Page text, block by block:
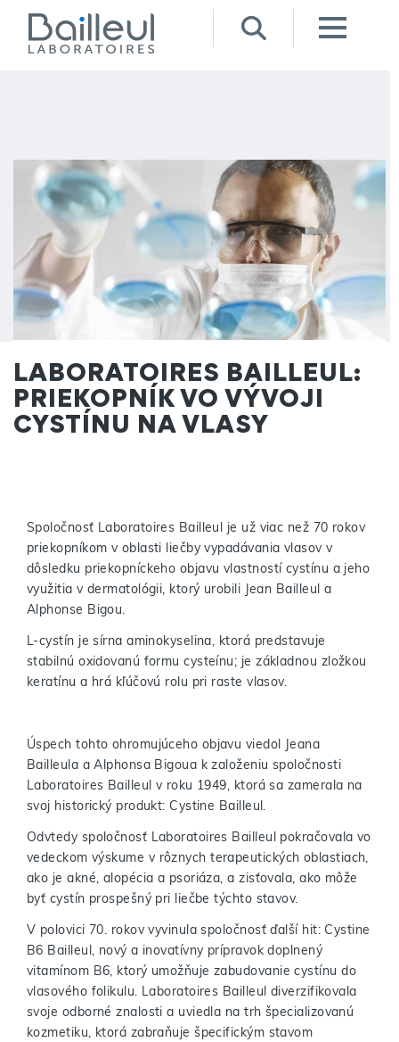
LABORATOIRES BAILLEUL:
PRIEKOPNÍK VO VÝVOJI
CYSTÍNU NA VLASY
Spoločnosť Laboratoires Bailleul je už viac než 70 rokov
priekopníkom v oblasti liečby vypadávania vlasov v
dôsledku priekopníckeho objavu vlastností cystínu a jeho
využitia v dermatológii, ktorý urobili Jean Bailleul a
Alphonse Bigou.
L-cystín je sírna aminokyselina, ktorá predstavuje
stabilnú oxidovanú formu cysteínu; je základnou zložkou
keratínu a hrá kľúčovú rolu pri raste vlasov.
Úspech tohto ohromujúceho objavu viedol Jeana
Bailleula a Alphonsa Bigoua k založeniu spoločnosti
Laboratoires Bailleul v roku 1949, ktorá sa zamerala na
svoj historický produkt: Cystine Bailleul.
Odvtedy spoločnosť Laboratoires Bailleul pokračovala vo
vedeckom výskume v rôznych terapeutických oblastiach,
ako je akné, alopécia a psoriáza, a zisťovala, ako môže
byť cystín prospešný pri liečbe týchto stavov.
V polovici 70. rokov vyvinula spoločnosť ďalší hit: Cystine
B6 Bailleul, nový a inovatívny prípravok doplnený
vitamínom B6, ktorý umožňuje zabudovanie cystínu do
vlasového folikulu. Laboratoires Bailleul diverzifikovala
svoje odborné znalosti a uviedla na trh špecializovanú
kozmetiku, ktorá zabraňuje špecifickým stavom